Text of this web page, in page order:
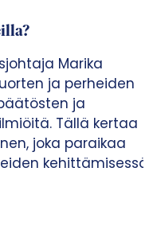
Marika
ja perheiden
ja
Tällä kertaa
joka paraikaa
kehittämisessä